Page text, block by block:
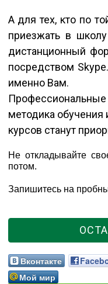
А для тех, кто по
приезжать в
дистанционный
посредством
именно Вам.
методика
курсов станут
Не откладывайте
потом.
Запишитесь на
Вконтакте
Мой мир